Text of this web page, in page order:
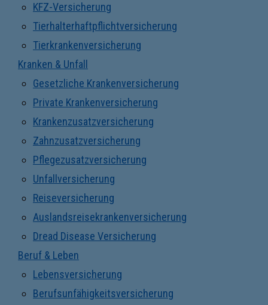
KFZ-Versicherung
Tierhalterhaftpflichtversicherung
Tierkrankenversicherung
Kranken & Unfall
Gesetzliche Krankenversicherung
Private Krankenversicherung
Krankenzusatzversicherung
Zahnzusatzversicherung
Pflegezusatzversicherung
Unfallversicherung
Reiseversicherung
Auslandsreisekrankenversicherung
Dread Disease Versicherung
Beruf & Leben
Lebensversicherung
Berufsunfähigkeitsversicherung